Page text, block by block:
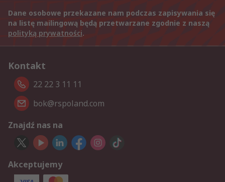
Dane osobowe przekazane nam podczas zapisywania się
na listę mailingową będą przetwarzane zgodnie z naszą
polityką prywatności.
Kontakt
22 22 3 11 11
bok@rspoland.com
Znajdź nas na
Akceptujemy